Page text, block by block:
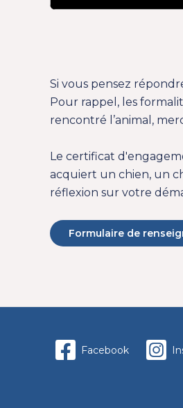
Si vous pensez
Pour rappel, les
rencontré l’animal,
Le certificat
acquiert un chien, un
réflexion sur votre
Formulaire de
Facebook